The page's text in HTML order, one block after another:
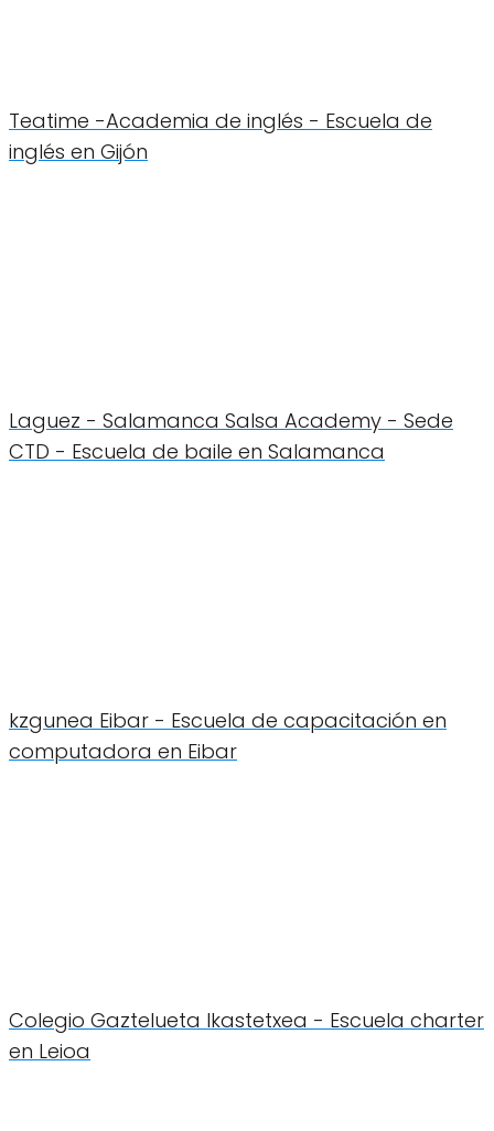
Teatime -Academia de inglés - Escuela de
inglés en Gijón
Laguez - Salamanca Salsa Academy - Sede
CTD - Escuela de baile en Salamanca
kzgunea Eibar - Escuela de capacitación en
computadora en Eibar
Colegio Gaztelueta Ikastetxea - Escuela charter
en Leioa